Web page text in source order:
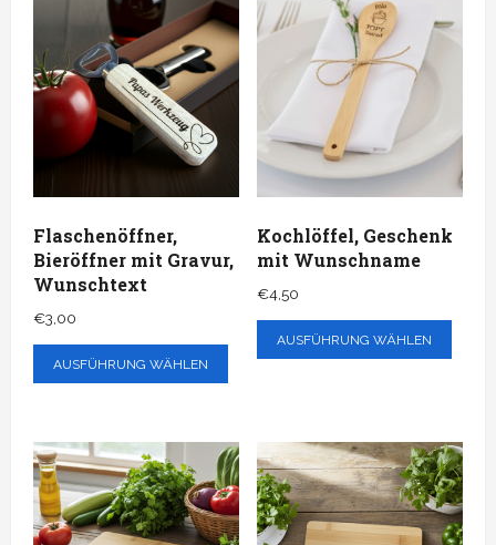
Flaschenöffner,
Bieröffner mit Gravur,
Wunschtext
€3,00
AUSFÜHRUNG WÄHLEN
Kochlöffel, Geschenk
mit Wunschname
€4,50
AUSFÜHRUNG WÄHLEN